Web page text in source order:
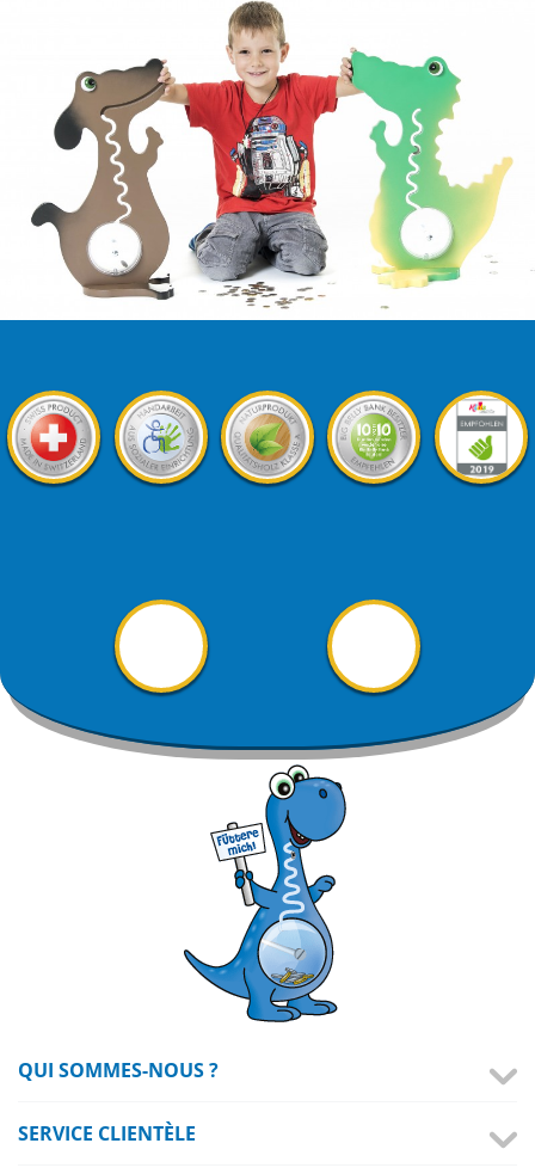
QUI SOMMES-NOUS ?
SERVICE CLIENTÈLE